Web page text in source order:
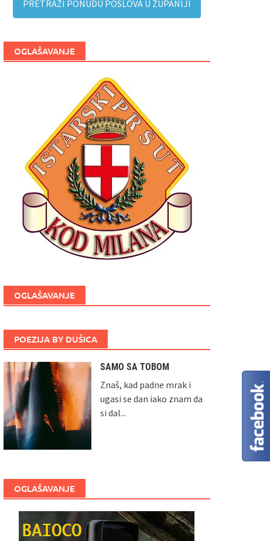
PRETRAŽI PONUDU POSLOVA U ŽUPANIJI
OGLAŠAVANJE
OGLAŠAVANJE
POEZIJA BY DUŠICA
SAMO SA TOBOM
Znaš, kad padne mrak i
ugasi se dan iako znam da
si dal...
OGLAŠAVANJE